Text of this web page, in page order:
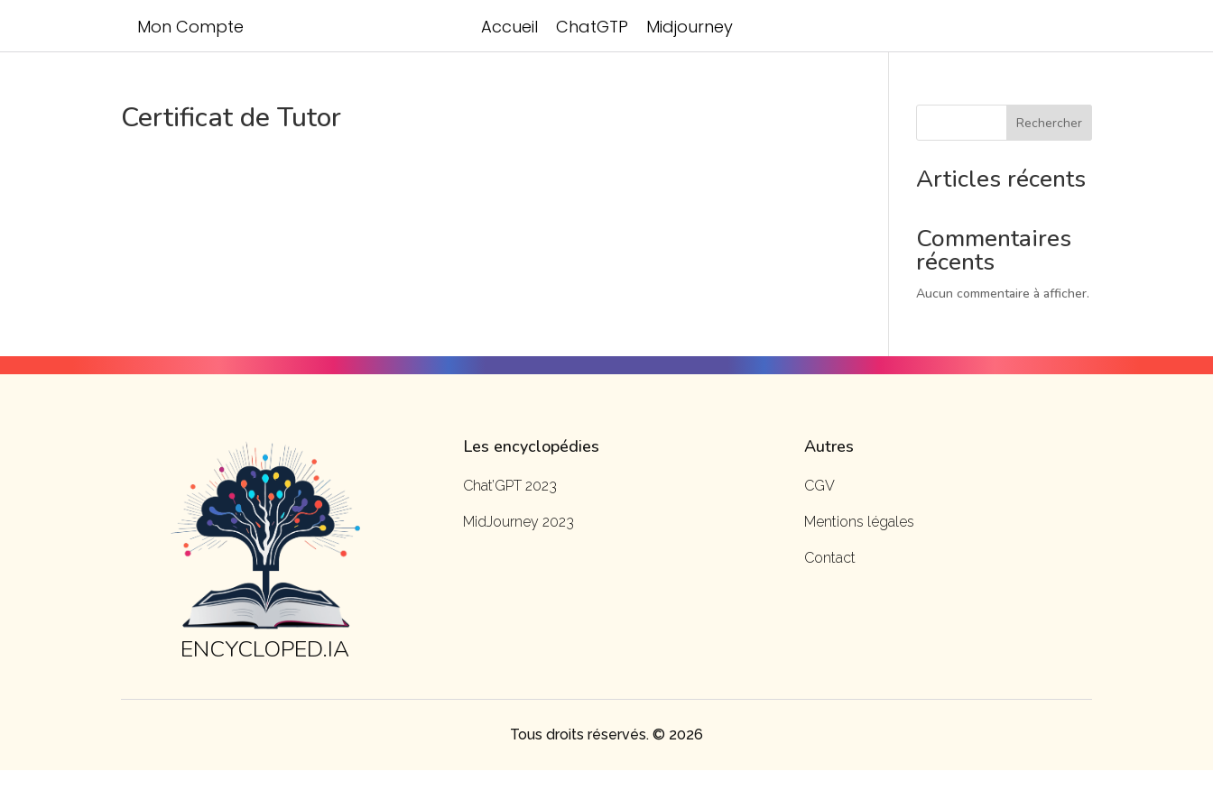
Accueil ChatGTP Midjourney
Mon Compte
Certificat de Tutor Rechercher
Articles récents
Commentaires
récents
Aucun commentaire à afficher.
ENCYCLOPED.IA
Les encyclopédies
Chat’GPT 2023
MidJourney 2023
Autres
CGV
Mentions légales
Contact
Tous droits réservés. © 2026